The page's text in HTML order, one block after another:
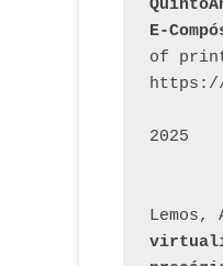
E-
of
https://
2025
Lemos,